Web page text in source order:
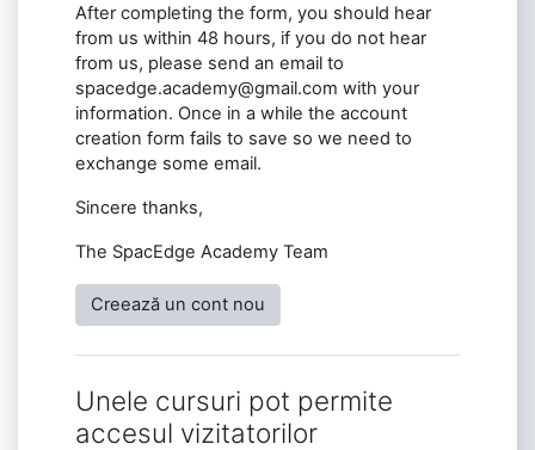
After completing the form, you should hear
from us within 48 hours, if you do not hear
from us, please send an email to
spacedge.academy@gmail.com with your
information. Once in a while the account
creation form fails to save so we need to
exchange some email.
Sincere thanks,
The SpacEdge Academy Team
Creează un cont nou
Unele cursuri pot permite
accesul vizitatorilor